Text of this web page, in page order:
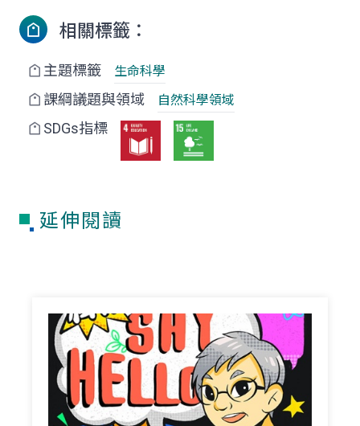
相關標籤：
主題標籤 生命科學
課綱議題與領域 自然科學領域
SDGs指標
延伸閱讀